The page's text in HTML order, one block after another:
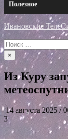
Полезное
Ивановские
Искать:
×
Из Куру
14 августа 2025 /
3